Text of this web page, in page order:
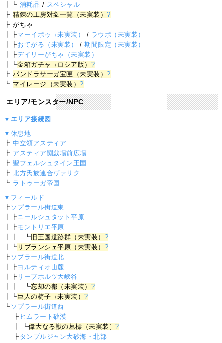
┃┗ 消耗品 / スペシャル
┣精錬の工房対象一覧（未実装）?
┣ がちゃ
┃┣マーイボゥ（未実装） / ラウボ（未実装）
┃┣おてがる（未実装） /期間限定（未実装）
┃┣デイリーがちゃ（未実装）
┃┗金箱ガチャ（ロシア版） ?
┣パンドラサーガ宝匣（未実装）?
┗ マイレージ（未実装）?
エリア/モンスター/NPC
▼エリア接続図
▼休息地
┣中立領アスティア
┣ アスティア闘戯場前広場
┣聖フェルシュタイン王国
┣北方氏族連合ヴァリク
┗ ラトゥーガ帝国
▼フィールド
┣ ソプラール街道東
┃┣ニールシュタット平原
┃┣モントリエ平原
┃┃ ┗ 旧王国遺跡群（未実装） ?
┃┗ リブランシェ平原（未実装） ?
┣ ソプラール街道北
┃┣ヨルティオ山麓
┃┣ リープホルツ大峡谷
┃┃ ┗忘却の都（未実装） ?
┃┗巨人の椅子（未実装）?
┗ ソプラール街道西
┣ ヒムラート砂漠
┃ ┗偉大なる獣の墓標（未実装）?
┣ タンブルジャン大砂海・北部